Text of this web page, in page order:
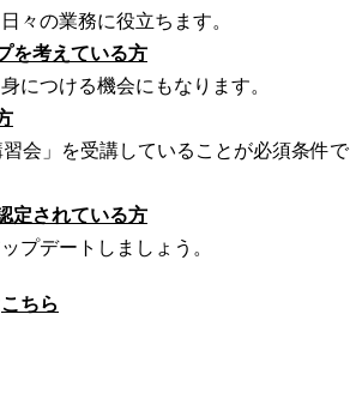
々の業務に役立ちます。
を考えている方
につける機会にもなります。
会」を受講していることが必須条件で
定されている方
プデートしましょう。
こちら